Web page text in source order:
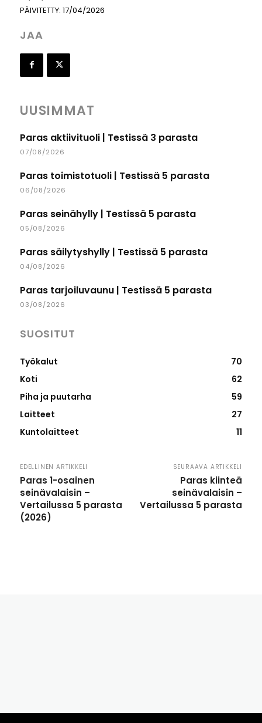
PÄIVITETTY: 17/04/2026
JAA
UUSIMMAT
Paras aktiivituoli | Testissä 3 parasta
07/08/2026
Paras toimistotuoli | Testissä 5 parasta
06/08/2026
Paras seinähylly | Testissä 5 parasta
05/08/2026
Paras säilytyshylly | Testissä 5 parasta
04/08/2026
Paras tarjoiluvaunu | Testissä 5 parasta
03/08/2026
SUOSITUT
Työkalut
70
Koti
62
Piha ja puutarha
59
Laitteet
27
Kuntolaitteet
11
EDELLINEN ARTIKKELI
Paras 1-osainen
seinävalaisin –
Vertailussa 5 parasta
(2026)
SEURAAVA ARTIKKELI
Paras kiinteä
seinävalaisin –
Vertailussa 5 parasta